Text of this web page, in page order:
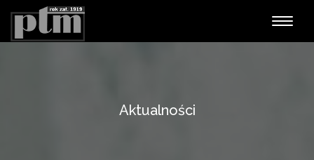
Aktualności